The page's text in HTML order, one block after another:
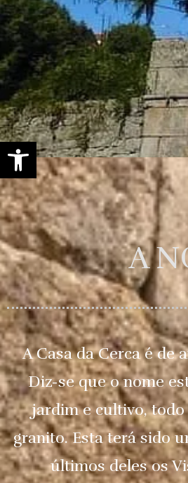
Open toolbar
A
A Casa da Cerca é de
Diz-se que o nome
jardim e cultivo, todo
granito. Esta terá sido
últimos deles os